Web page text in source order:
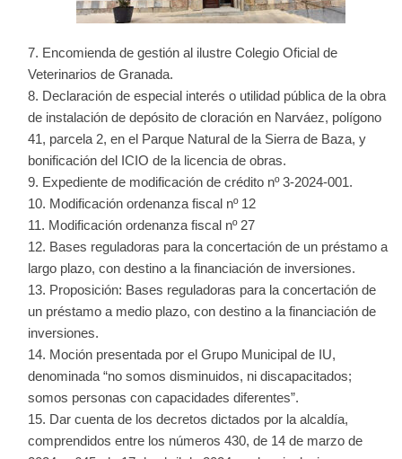
Encomienda de gestión al ilustre Colegio Oficial de
Veterinarios de Granada.
Declaración de especial interés o utilidad pública de la obra
de instalación de depósito de cloración en Narváez, polígono
41, parcela 2, en el Parque Natural de la Sierra de Baza, y
bonificación del ICIO de la licencia de obras.
Expediente de modificación de crédito nº 3-2024-001.
Modificación ordenanza fiscal nº 12
Modificación ordenanza fiscal nº 27
Bases reguladoras para la concertación de un préstamo a
largo plazo, con destino a la financiación de inversiones.
Proposición: Bases reguladoras para la concertación de
un préstamo a medio plazo, con destino a la financiación de
inversiones.
Moción presentada por el Grupo Municipal de IU,
denominada “no somos disminuidos, ni discapacitados;
somos personas con capacidades diferentes”.
Dar cuenta de los decretos dictados por la alcaldía,
comprendidos entre los números 430, de 14 de marzo de